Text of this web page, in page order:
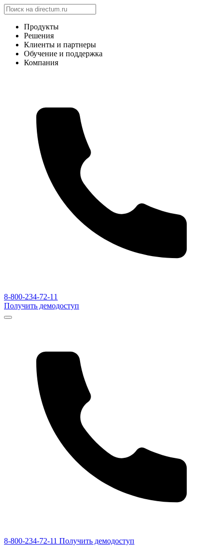
Продукты
Решения
Клиенты и партнеры
Обучение и поддержка
Компания
8-800-234-72-11
Получить демодоступ
8-800-234-72-11 Получить демодоступ